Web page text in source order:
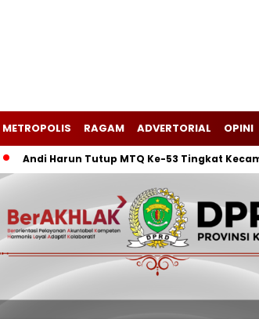
METROPOLIS RAGAM ADVERTORIAL OPINI
Andi Harun Tutup MTQ Ke-53 Tingkat